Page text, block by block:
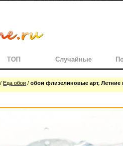
ТОП Случайные
/ Еда обои /обои флизелиновые арт, Летние